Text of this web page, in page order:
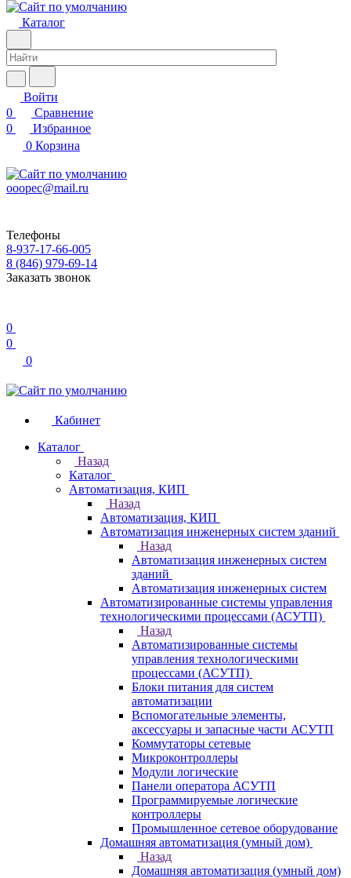
Каталог
Войти
0
Сравнение
0
Избранное
0 Корзина
ooopec@mail.ru
Телефоны
8-937-17-66-005
8 (846) 979-69-14
Заказать звонок
0
0
0
Кабинет
Каталог
Назад
Каталог
Автоматизация, КИП
Назад
Автоматизация, КИП
Автоматизация инженерных систем зданий
Назад
Автоматизация инженерных систем
зданий
Автоматизация инженерных систем
Автоматизированные системы управления
технологическими процессами (АСУТП)
Назад
Автоматизированные системы
управления технологическими
процессами (АСУТП)
Блоки питания для систем
автоматизации
Вспомогательные элементы,
аксессуары и запасные части АСУТП
Коммутаторы сетевые
Микроконтроллеры
Модули логические
Панели оператора АСУТП
Программируемые логические
контроллеры
Промышленное сетевое оборудование
Домашняя автоматизация (умный дом)
Назад
Домашняя автоматизация (умный дом)